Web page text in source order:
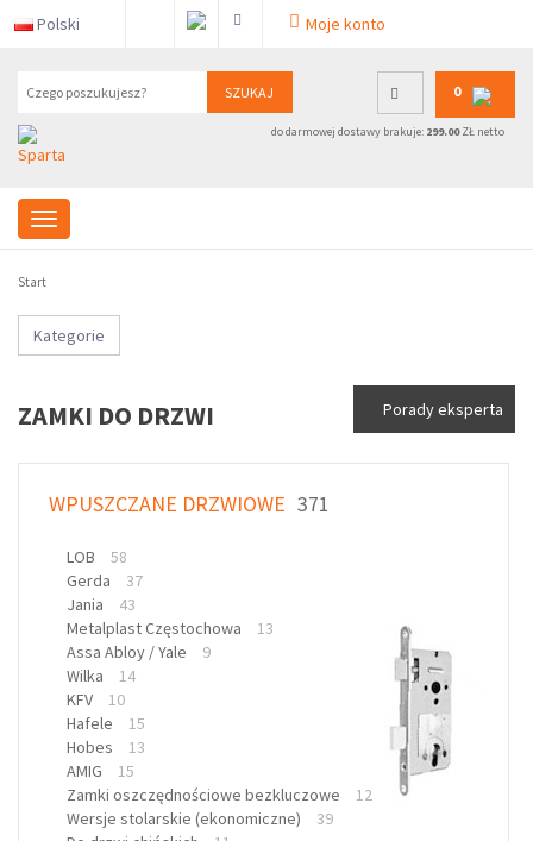
Polski Moje konto
SZUKAJ 0
do darmowej dostawy brakuje: 299.00ZŁ netto
Start
Kategorie
ZAMKI DO DRZWI Porady eksperta
WPUSZCZANE DRZWIOWE 371
LOB
58
Gerda
37
Jania
43
Metalplast Częstochowa
13
Assa Abloy / Yale
9
Wilka
14
KFV
10
Hafele
15
Hobes
13
AMIG
15
Zamki oszczędnościowe bezkluczowe
12
Wersje stolarskie (ekonomiczne)
39